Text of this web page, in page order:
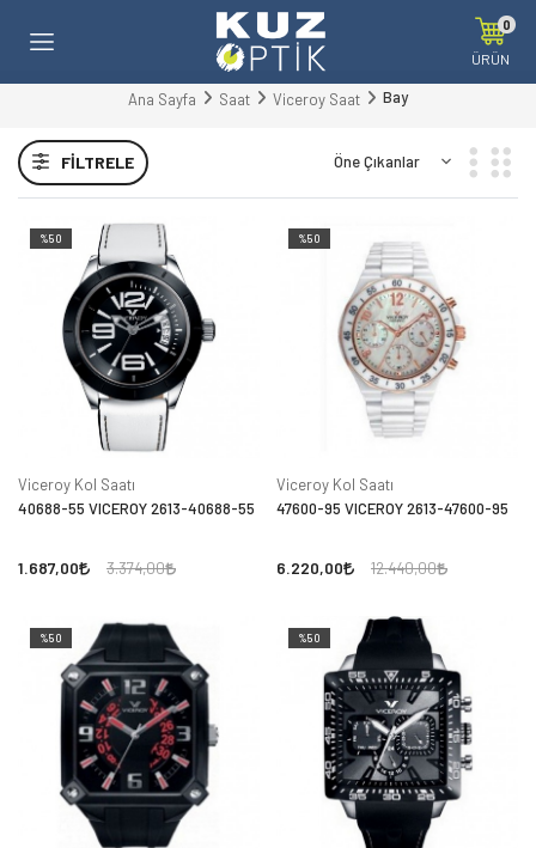
0
ÜRÜN
Ana Sayfa Saat Viceroy Saat Bay
FILTRELE
%50
Viceroy Kol Saatı
40688-55 VICEROY 2613-40688-55
1.687,00 3.374,00
%50
Viceroy Kol Saatı
47600-95 VICEROY 2613-47600-95
6.220,00 12.440,00
%50 %50